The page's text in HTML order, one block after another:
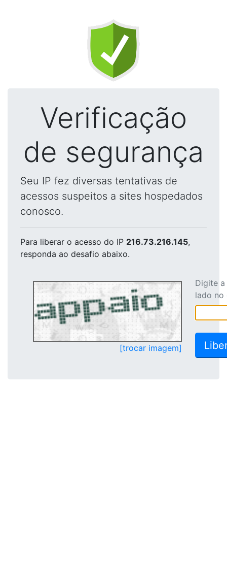
Verificação
de segurança
Seu IP fez diversas tentativas de
acessos suspeitos a sites hospedados
conosco.
Para liberar o acesso do IP 216.73.216.145,
responda ao desafio abaixo.
[trocar imagem]
Digite
lado no